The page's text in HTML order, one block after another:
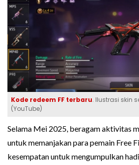
Kode redeem FF terbaru. Ilustrasi skin
(YouTube)
Selama Mei 2025, beragam aktivitas
untuk memanjakan para pemain Free
kesempatan untuk mengumpulkan